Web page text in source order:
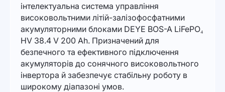
інтелектуальна система управління
високовольтними літій-залізофосфатними
акумуляторними блоками DEYE BOS-A LiFePO₄
HV 38.4 V 200 Ah. Призначений для
безпечного та ефективного підключення
акумуляторів до сонячного високовольтного
інвертора й забезпечує стабільну роботу в
широкому діапазоні умов.